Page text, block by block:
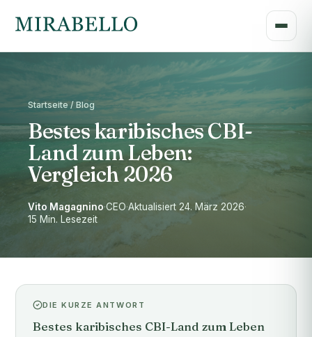
Startseite / Blog
Bestes karibisches CBI-
Land zum Leben:
Vergleich 2026
Vito Magagnino·CEO·Aktualisiert 24. März 2026·
15 Min. Lesezeit
DIE KURZE ANTWORT
Bestes karibisches CBI-Land zum Leben